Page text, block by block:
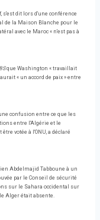
dit lors d'une conférence
de la Maison Blanche pour le
avec le Maroc « n'est pas à
que Washington « travaillait
« un accord de paix » entre
confusion entre ce que les
entre l'Algérie et le
votée à l'ONU, a déclaré
Abdelmajid Tabboune à un
par le Conseil de sécurité
sur le Sahara occidental sur
Alger était absente.